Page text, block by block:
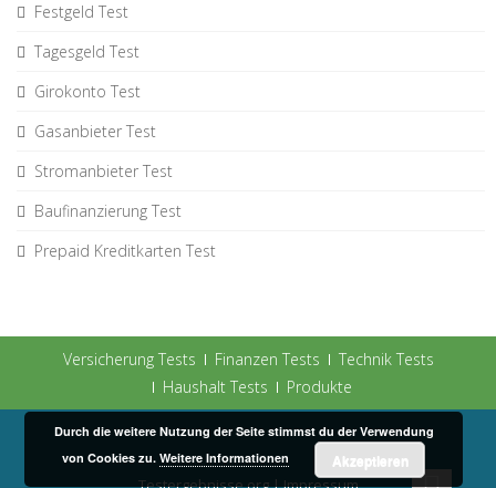
Festgeld Test
Tagesgeld Test
Girokonto Test
Gasanbieter Test
Stromanbieter Test
Baufinanzierung Test
Prepaid Kreditkarten Test
Versicherung Tests Finanzen Tests
Technik Tests
Haushalt Tests
Produkte
Durch die weitere Nutzung der Seite stimmst du der Verwendung
von Cookies zu.Weitere Informationen Akzeptieren